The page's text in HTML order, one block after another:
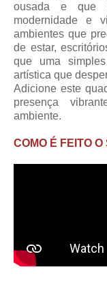
ousada e que
modernidade e
ambientes que
de estar,
que uma
artística que
Adicione este
presença
ambiente.
COMO É FEITO